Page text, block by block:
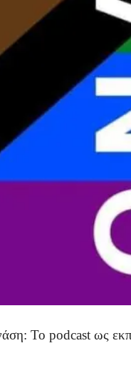
Το podcast ως